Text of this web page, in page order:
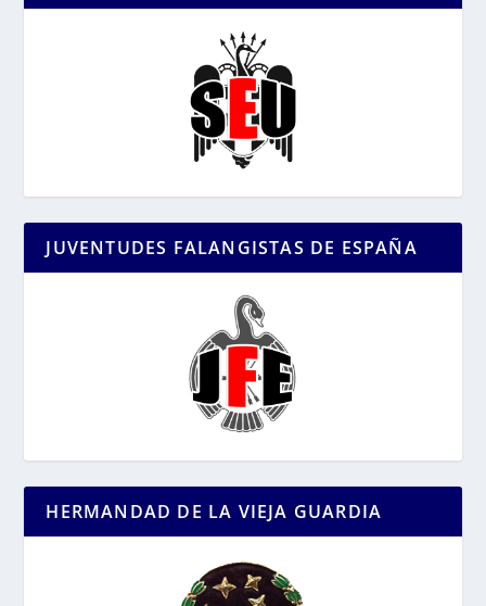
JUVENTUDES FALANGISTAS DE ESPAÑA
HERMANDAD DE LA VIEJA GUARDIA